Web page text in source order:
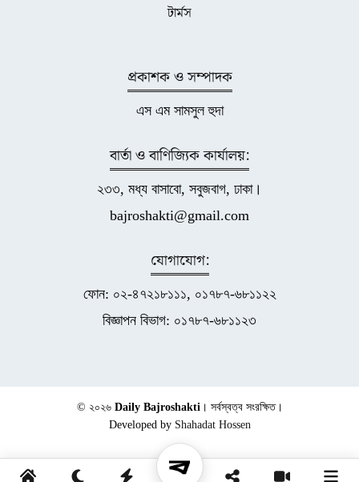
টার্মস
প্রকাশক ও সম্পাদক
এস এম সামসুল হুদা
বার্তা ও বাণিজ্যিক কার্যালয়:
২৩৩, মধ্য বাসাবো, সবুজবাগ, ঢাকা।
bajroshakti@gmail.com
যোগাযোগ:
ফোন: ০২-৪৭২১৮১১১, ০১৭৮৭-৬৮১১২২
বিজ্ঞাপন বিভাগ: ০১৭৮৭-৬৮১১২৩
© ২০২৬ Daily Bajroshakti । সর্বস্বত্ব সংরক্ষিত।
Developed by Shahadat Hossen